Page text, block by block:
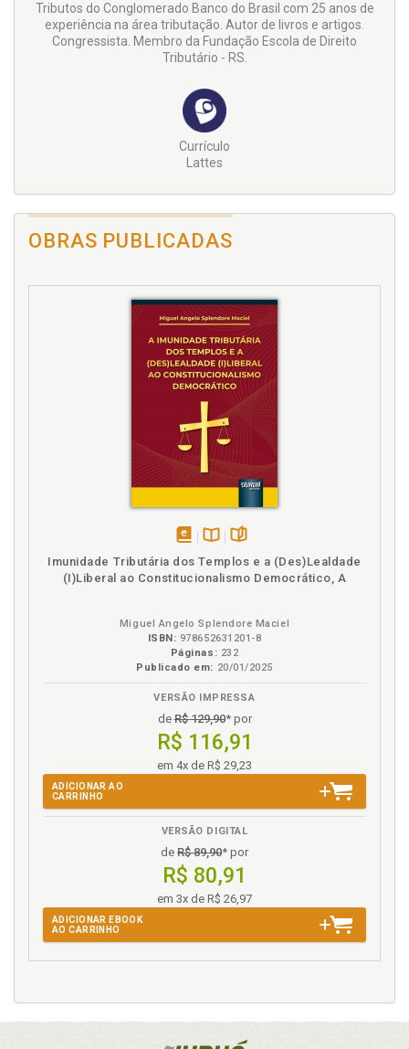
Tributos do Conglomerado Banco do Brasil com 25 anos de
experiência na área tributação. Autor de livros e artigos.
Congressista. Membro da Fundação Escola de Direito
Tributário - RS.
Currículo
Lattes
OBRAS PUBLICADAS
em
Imunidade Tributária dos Templos e a (Des)Lealdade
(I)Liberal ao Constitucionalismo Democrático, A
Miguel Angelo Splendore Maciel
ISBN: 978652631201-8
Páginas: 232
Publicado em: 20/01/2025
VERSÃO IMPRESSA
deR$ 129,90* por
R$ 116,91
em 4x de R$ 29,23
ADICIONAR AO
CARRINHO
VERSÃO DIGITAL
de R$ 89,90* por
R$ 80,91
em 3x de R$ 26,97
ADICIONAR EBOOK
AO CARRINHO